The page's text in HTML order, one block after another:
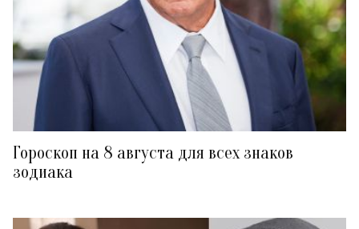
Гороскоп на 8 августа для всех знаков
зодиака